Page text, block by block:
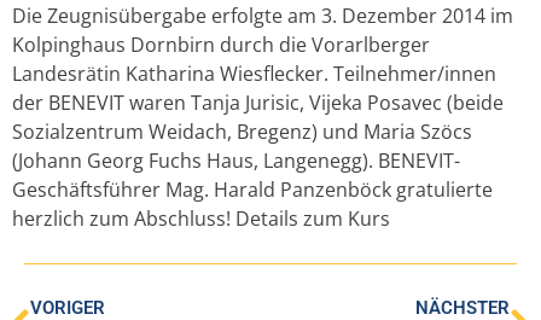
Die Zeugnisübergabe erfolgte am 3. Dezember 2014 im
Kolpinghaus Dornbirn durch die Vorarlberger
Landesrätin Katharina Wiesflecker. Teilnehmer/innen
der BENEVIT waren Tanja Jurisic, Vijeka Posavec (beide
Sozialzentrum Weidach, Bregenz) und Maria Szöcs
(Johann Georg Fuchs Haus, Langenegg). BENEVIT-
Geschäftsführer Mag. Harald Panzenböck gratulierte
herzlich zum Abschluss! Details zum Kurs
VORIGER NÄCHSTER